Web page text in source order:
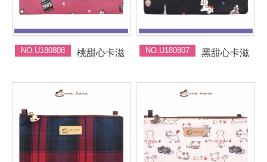
NO.U180808 桃甜心卡滋 NO.U180807 黑甜心卡滋